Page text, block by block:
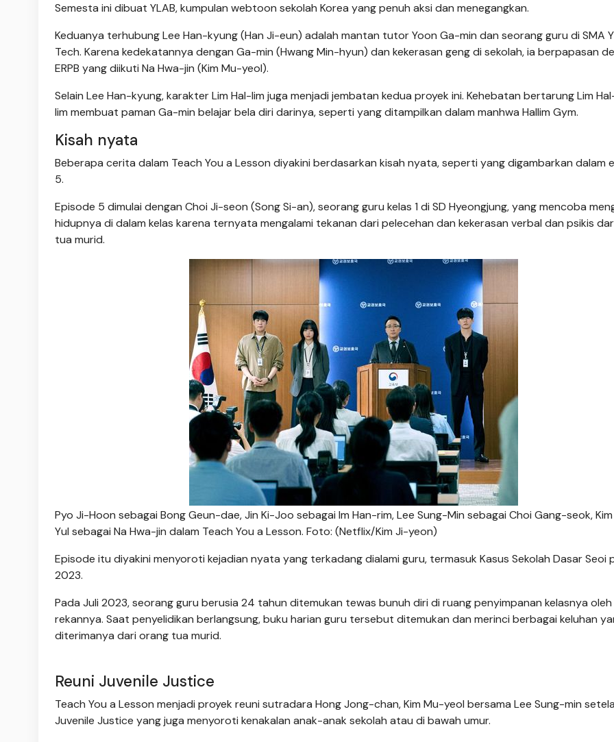
Semesta ini dibuat YLAB, kumpulan webtoon sekolah Korea yang penuh aksi dan menegangkan.
Keduanya terhubung Lee Han-kyung (Han Ji-eun) adalah mantan tutor Yoon Ga-min dan seorang guru di SMA
Tech. Karena kedekatannya dengan Ga-min (Hwang Min-hyun) dan kekerasan geng di sekolah, ia berpapasan
ERPB yang diikuti Na Hwa-jin (Kim Mu-yeol).
Selain Lee Han-kyung, karakter Lim Hal-lim juga menjadi jembatan kedua proyek ini. Kehebatan bertarung Lim
lim membuat paman Ga-min belajar bela diri darinya, seperti yang ditampilkan dalam manhwa Hallim Gym.
Kisah nyata
Beberapa cerita dalam Teach You a Lesson diyakini berdasarkan kisah nyata, seperti yang digambarkan dalam
5.
Episode 5 dimulai dengan Choi Ji-seon (Song Si-an), seorang guru kelas 1 di SD Hyeongjung, yang mencoba
hidupnya di dalam kelas karena ternyata mengalami tekanan dari pelecehan dan kekerasan verbal dan psikis
tua murid.
Pyo Ji-Hoon sebagai Bong Geun-dae, Jin Ki-Joo sebagai Im Han-rim, Lee Sung-Min sebagai Choi Gang-seok,
Yul sebagai Na Hwa-jin dalam Teach You a Lesson. Foto: (Netflix/Kim Ji-yeon)
Episode itu diyakini menyoroti kejadian nyata yang terkadang dialami guru, termasuk Kasus Sekolah Dasar Seoi
2023.
Pada Juli 2023, seorang guru berusia 24 tahun ditemukan tewas bunuh diri di ruang penyimpanan kelasnya
rekannya. Saat penyelidikan berlangsung, buku harian guru tersebut ditemukan dan merinci berbagai keluhan
diterimanya dari orang tua murid.
Reuni Juvenile Justice
Teach You a Lesson menjadi proyek reuni sutradara Hong Jong-chan, Kim Mu-yeol bersama Lee Sung-min
Juvenile Justice yang juga menyoroti kenakalan anak-anak sekolah atau di bawah umur.